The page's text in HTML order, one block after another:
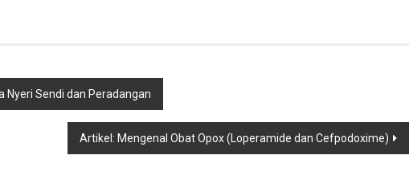
Nyeri Sendi dan Peradangan
Artikel: Mengenal Obat Opox (Loperamide dan Cefpodoxime)